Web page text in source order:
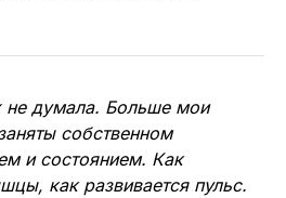
думала. Больше мои
собственном
и состоянием. Как
как развивается пульс.